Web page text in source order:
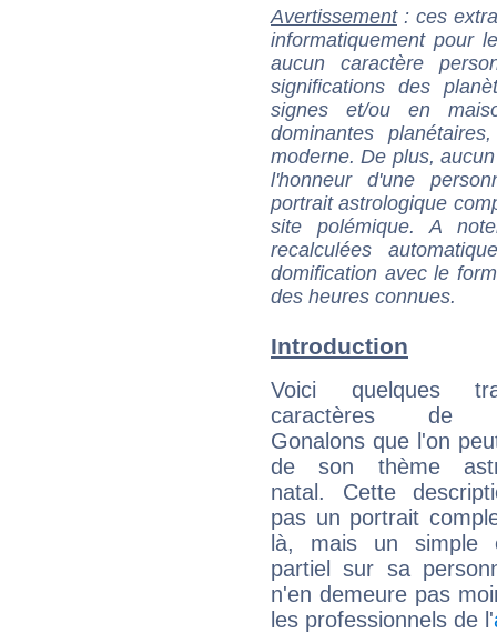
Avertissement: ces
informatiquement pour
aucun caractère
significations des
signes et/ou en
dominantes
moderne. De plus,
l'honneur d'une
portrait astrologique
site polémique. A
recalculées
domification avec le
des heures connues.
Introduction
Voici quelques
caractères de
Gonalons que l'on
de son thème
natal. Cette
pas un portrait
là, mais un simple
partiel sur sa
n'en demeure pas
les professionnels de l'